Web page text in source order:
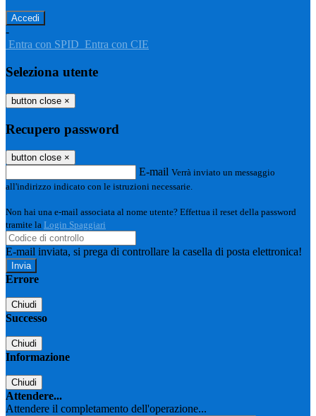
-
Entra con SPID Entra con CIE
Seleziona utente
button close ×
Recupero password
button close ×
E-mail Verrà inviato un messaggio
all'indirizzo indicato con le istruzioni necessarie.
Non hai una e-mail associata al nome utente? Effettua il reset della password
tramite la Login Spaggiari
E-mail inviata, si prega di controllare la casella di posta elettronica!
Errore
Chiudi
Successo
Chiudi
Informazione
Chiudi
Attendere...
Attendere il completamento dell'operazione...